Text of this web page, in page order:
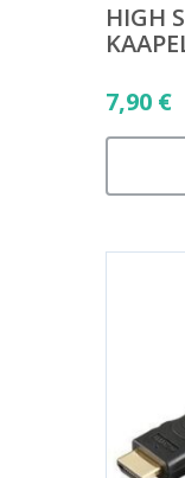
HIGH
7,90 €